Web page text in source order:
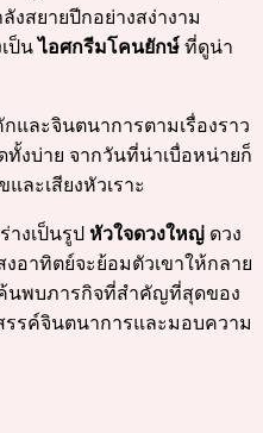
งสยายปีกอย่างสง่างาม
เป็นไอศกรีมโคนยักษ์ ที่ดูน่า
และจินตนาการตามเรื่องราว
งบ่าย จากวันที่น่าเบื่อหน่ายก็
ละเสียงหัวเราะ
างเป็นรูป หัวใจดวงใหญ่ ดวง
อาทิตย์จะย้อมตัวเขาให้กลาย
นพบภารกิจที่สำคัญที่สุดของ
รรค์จินตนาการและมอบความ